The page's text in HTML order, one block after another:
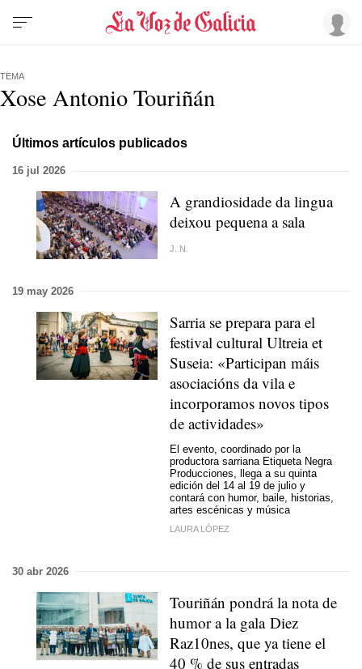
TEMA
Xose Antonio Touriñán
Últimos artículos publicados
16 jul 2026
A grandiosidade da lingua
deixou pequena a sala
J. N.
19 may 2026
Sarria se prepara para el
festival cultural Ultreia et
Suseia: «Participan máis
asociacións da vila e
incorporamos novos tipos
de actividades»
El evento, coordinado por la
productora sarriana Etiqueta Negra
Producciones, llega a su quinta
edición del 14 al 19 de julio y
contará con humor, baile, historias,
artes escénicas y música
LAURA LÓPEZ
30 abr 2026
Touriñán pondrá la nota de
humor a la gala Diez
Raz10nes, que ya tiene el
40 % de sus entradas